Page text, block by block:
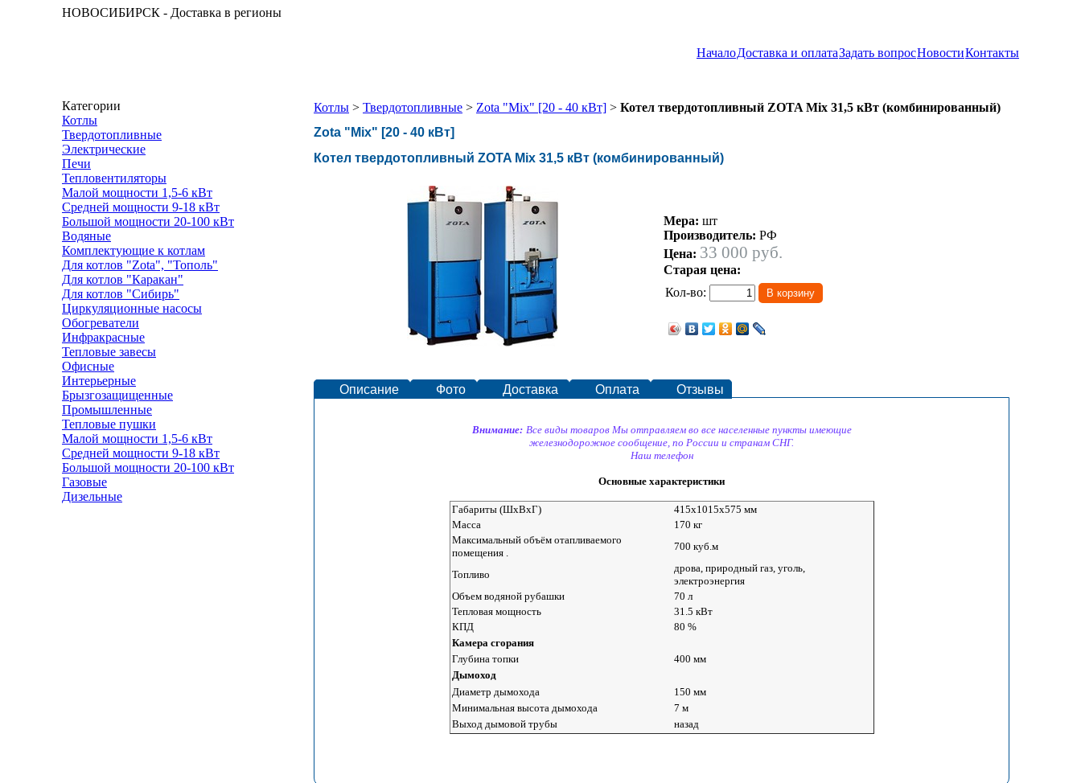
НОВОСИБИРСК - Доставка в регионы
НачалоДоставка и оплатаЗадать вопросНовостиКонтакты
Категории
Котлы
Твердотопливные
Электрические
Печи
Тепловентиляторы
Малой мощности 1,5-6 кВт
Средней мощности 9-18 кВт
Большой мощности 20-100 кВт
Водяные
Комплектующие к котлам
Для котлов "Zota", "Тополь"
Для котлов "Каракан"
Для котлов "Сибирь"
Циркуляционные насосы
Обогреватели
Инфракрасные
Тепловые завесы
Офисные
Интерьерные
Брызгозащищенные
Промышленные
Тепловые пушки
Малой мощности 1,5-6 кВт
Средней мощности 9-18 кВт
Большой мощности 20-100 кВт
Газовые
Дизельные
Котлы > Твердотопливные > Zota "Mix" [20 - 40 кВт] > Котел твердотопливный ZOTA Mix 31,5 кВт (комбинированный)
Zota "Mix" [20 - 40 кВт]
Котел твердотопливный ZOTA Mix 31,5 кВт (комбинированный)
Мера: шт
Производитель: РФ
Цена: 33 000 руб.
Старая цена:
Кол-во:
Описание Фото Доставка Оплата Отзывы
Внимание: Все виды товаров Мы отправляем во все населенные пункты имеющие
железнодорожное сообщение, по России и странам СНГ.
Наш телефон
Основные характеристики
Габариты (ШхВхГ)
415x1015x575 мм
Масса
170 кг
Максимальный объём отапливаемого
помещения .
700 куб.м
Топливо
дрова, природный газ, уголь,
электроэнергия
Объем водяной рубашки
70 л
Тепловая мощность
31.5 кВт
КПД
80 %
Камера сгорания
Глубина топки
400 мм
Дымоход
Диаметр дымохода
150 мм
Минимальная высота дымохода
7 м
Выход дымовой трубы
назад